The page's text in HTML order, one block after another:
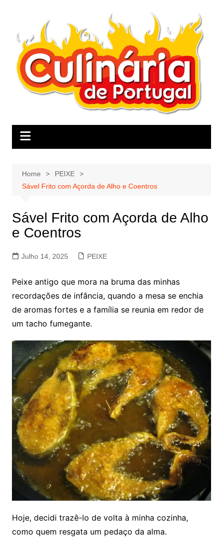
Home
PEIXE
Sável Frito com Açorda de Alho e Coentros
Sável Frito com Açorda de Alho
e Coentros
Julho 14, 2025 PEIXE
Peixe antigo que mora na bruma das minhas
recordações de infância, quando a mesa se enchia
de aromas fortes e a família se reunia em redor de
um tacho fumegante.
Hoje, decidi trazê-lo de volta à minha cozinha,
como quem resgata um pedaço da alma.